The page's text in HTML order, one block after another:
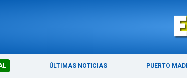
ÚLTIMAS NOTICIAS PUERTO